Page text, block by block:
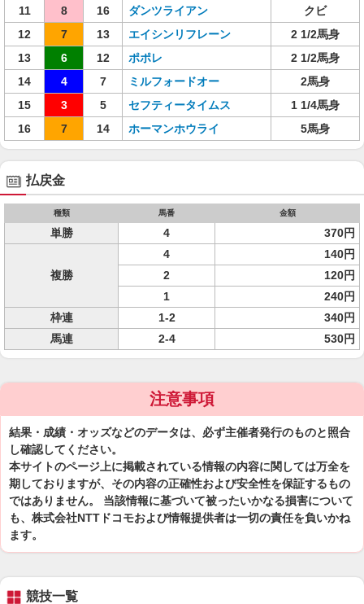
11
8 16 ダンツライアン
クビ
12
7 13 エイシンリフレーン
2 1/2馬身
13
6 12 ポポレ
2 1/2馬身
14
4 7 ミルフォードオー
2馬身
15
3 5 セフティータイムス
1 1/4馬身
16
7 14 ホーマンホウライ 5馬身
払戻金
種類 馬番 金額
単勝 4 370円
複勝
4
140円
2
120円
1
240円
枠連
1-2
340円
馬連
2-4 530円
注意事項
結果・成績・オッズなどのデータは、必ず主催者発行のものと照合
し確認してください。
本サイトのページ上に掲載されている情報の内容に関しては万全を
期しておりますが、その内容の正確性および安全性を保証するもの
ではありません。 当該情報に基づいて被ったいかなる損害について
も、株式会社NTTドコモおよび情報提供者は一切の責任を負いかね
ます。
競技一覧